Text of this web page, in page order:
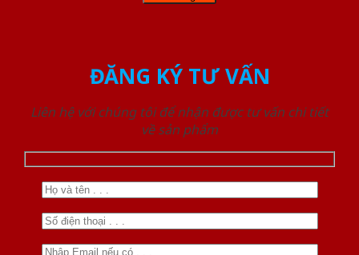
ĐĂNG KÝ TƯ VẤN
Liên hệ với chúng tôi để nhận được tư vấn chi tiết
về sản phẩm